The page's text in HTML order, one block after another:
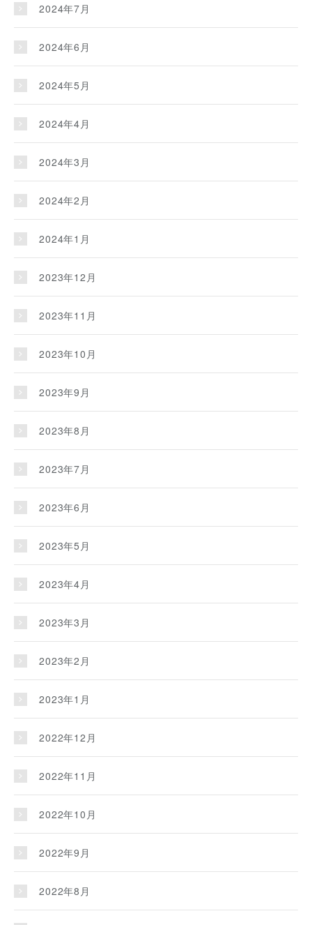
2024年7月
2024年6月
2024年5月
2024年4月
2024年3月
2024年2月
2024年1月
2023年12月
2023年11月
2023年10月
2023年9月
2023年8月
2023年7月
2023年6月
2023年5月
2023年4月
2023年3月
2023年2月
2023年1月
2022年12月
2022年11月
2022年10月
2022年9月
2022年8月